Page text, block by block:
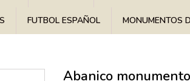
FUTBOL ESPAÑOL MONUMENTOS
Abanico